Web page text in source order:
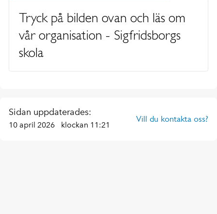
Tryck på bilden ovan och läs om
vår organisation - Sigfridsborgs
skola
Sidan uppdaterades:
10 april 2026 klockan 11:21
Vill du kontakta oss?